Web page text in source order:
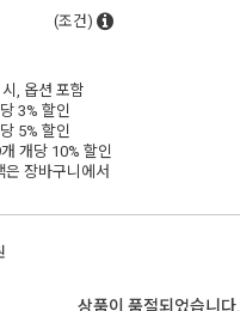
(조건)
, 옵션 포함
3% 할인
5% 할인
개당 10% 할인
장바구니에서